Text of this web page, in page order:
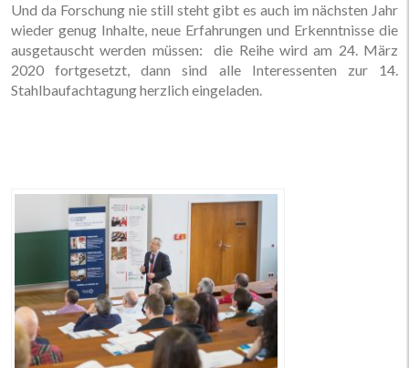
Und da Forschung nie still steht gibt es auch im nächsten Jahr
wieder genug Inhalte, neue Erfahrungen und Erkenntnisse die
ausgetauscht werden müssen: die Reihe wird am 24. März
2020 fortgesetzt, dann sind alle Interessenten zur 14.
Stahlbaufachtagung herzlich eingeladen.